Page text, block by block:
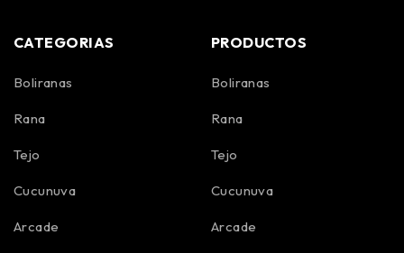
CATEGORIAS
Boliranas
Rana
Tejo
Cucunuva
Arcade
PRODUCTOS
Boliranas
Rana
Tejo
Cucunuva
Arcade